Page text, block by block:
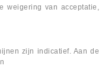
weigering van acceptatie,
zijn indicatief. Aan de